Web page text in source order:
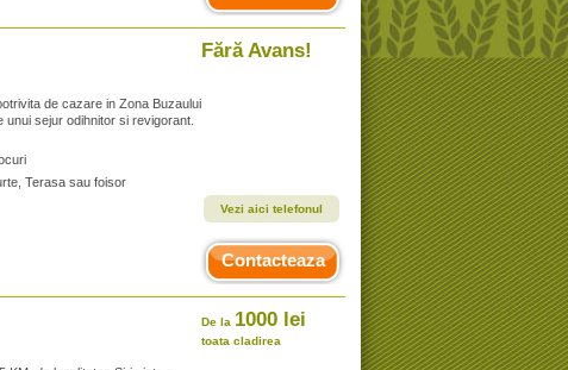
de cazare in Zona Buzaului
sejur odihnitor si revigorant.
Terasa sau foisor
Fără Avans!
Vezi aici telefonul
Contacteaza
De la 1000 lei
toata cladirea